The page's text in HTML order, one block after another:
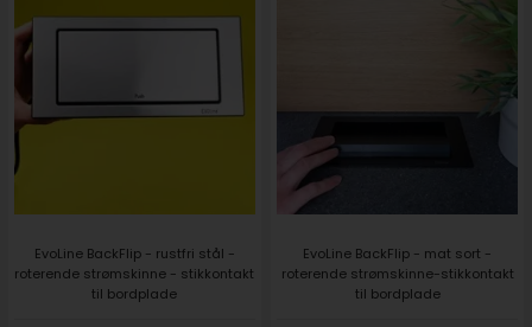
EvoLine BackFlip - rustfri stål -
roterende strømskinne - stikkontakt
til bordplade
EvoLine BackFlip - mat sort -
roterende strømskinne-stikkontakt
til bordplade